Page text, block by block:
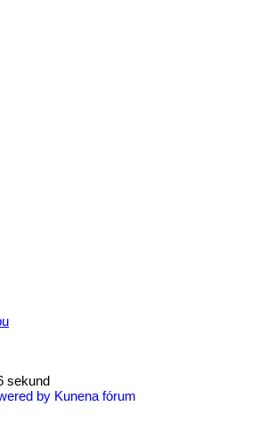
sekund
by Kunena fórum